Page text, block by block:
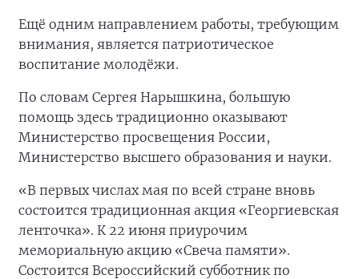
Ещё одним направлением работы, требующим
внимания, является патриотическое
воспитание молодёжи.
По словам Сергея Нарышкина, большую
помощь здесь традиционно оказывают
Министерство просвещения России,
Министерство высшего образования и науки.
«В первых числах мая по всей стране вновь
состоится традиционная акция «Георгиевская
ленточка». К 22 июня приурочим
мемориальную акцию «Свеча памяти».
Состоится Всероссийский субботник по